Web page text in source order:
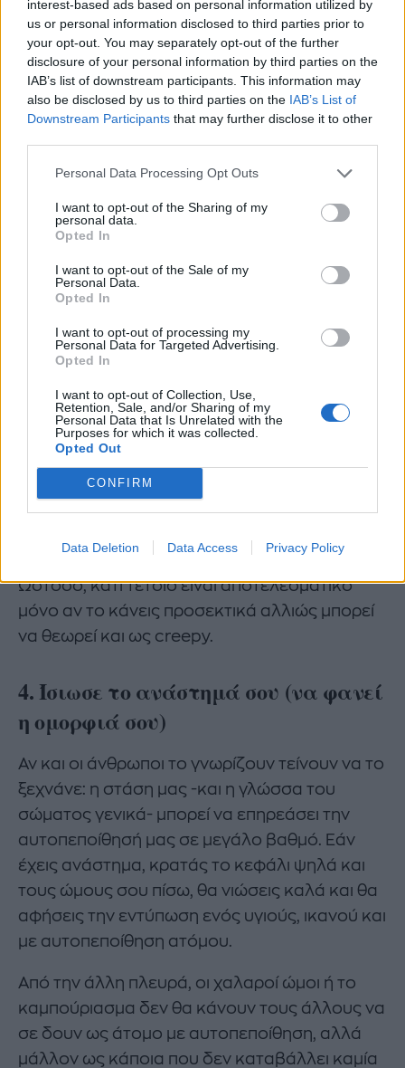
interest-based ads based on personal information utilized by
us or personal information disclosed to third parties prior to
your opt-out. You may separately opt-out of the further
disclosure of your personal information by third parties on the
IAB’s list of downstream participants. This information may
also be disclosed by us to third parties on the IAB’s List of
Downstream Participants that may further disclose it to other
Personal Data Processing Opt Outs
I want to opt-out of the Sharing of my
personal data.
Opted In
I want to opt-out of the Sale of my
Personal Data.
Opted In
I want to opt-out of processing my
Personal Data for Targeted Advertising.
Opted In
I want to opt-out of Collection, Use,
Retention, Sale, and/or Sharing of my
Personal Data that Is Unrelated with the
Purposes for which it was collected.
Opted Out
CONFIRM
Data Deletion Data Access Privacy Policy
Τι θα κάνουμε με τα μονά καλτσάκια; 7 χρήσεις
για εκείνα που μείνανε μόνα χωρίς το ταίρι
τους
Επομένως, μια καλή στρατηγική για να φέρεις
κάποιον κοντά σου θα ήταν να του
προσφέρεις ένα φλιτζάνι ζεστό τσάι ή καφέ
πριν ξεκινήσεις τη συζήτηση μαζί του.
3. Mirroring ή αλλιώς γίνε ο
καθρέφτης του ατόμου με το οποίο
μιλάς
Η στρατηγική του «mirroring» σημαίνει ότι
βασικά μιμείσαι διακριτικά τις ενέργειες ενός
-από τη μίμηση χειρονομιών έως τις εκφράσεις
του προσώπου και τη γλώσσα του σώματος.
Σύμφωνα με τα αποτελέσματα ψυχολογικής
έρευνας, το λεγόμενο «φαινόμενο
χαμαιλέοντα» στην πραγματικότητα οδήγησε
αλληλεπίδραση μεταξύ των ανθρώπων.
Ωστόσο, κάτι τέτοιο είναι αποτελεσματικό
μόνο αν το κάνεις προσεκτικά αλλιώς μπορεί
να θεωρεί και ως creepy.
4. Ίσιωσε το ανάστημά σου (να φανεί
η ομορφιά σου)
Αν και οι άνθρωποι το γνωρίζουν τείνουν να το
ξεχνάνε: η στάση μας -και η γλώσσα του
σώματος γενικά- μπορεί να επηρεάσει την
αυτοπεποίθησή μας σε μεγάλο βαθμό. Εάν
έχεις ανάστημα, κρατάς το κεφάλι ψηλά και
τους ώμους σου πίσω, θα νιώσεις καλά και θα
αφήσεις την εντύπωση ενός υγιούς, ικανού και
με αυτοπεποίθηση ατόμου.
Από την άλλη πλευρά, οι χαλαροί ώμοι ή το
καμπούριασμα δεν θα κάνουν τους άλλους να
σε δουν ως άτομο με αυτοπεποίθηση, αλλά
μάλλον ως κάποια που δεν καταβάλλει καμία